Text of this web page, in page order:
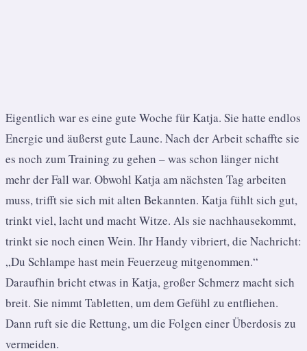
Eigentlich war es eine gute Woche für Katja. Sie hatte endlos
Energie und äußerst gute Laune. Nach der Arbeit schaffte sie
es noch zum Training zu gehen – was schon länger nicht
mehr der Fall war. Obwohl Katja am nächsten Tag arbeiten
muss, trifft sie sich mit alten Bekannten. Katja fühlt sich gut,
trinkt viel, lacht und macht Witze. Als sie nachhausekommt,
trinkt sie noch einen Wein. Ihr Handy vibriert, die Nachricht:
„Du Schlampe hast mein Feuerzeug mitgenommen.“
Daraufhin bricht etwas in Katja, großer Schmerz macht sich
breit. Sie nimmt Tabletten, um dem Gefühl zu entfliehen.
Dann ruft sie die Rettung, um die Folgen einer Überdosis zu
vermeiden.